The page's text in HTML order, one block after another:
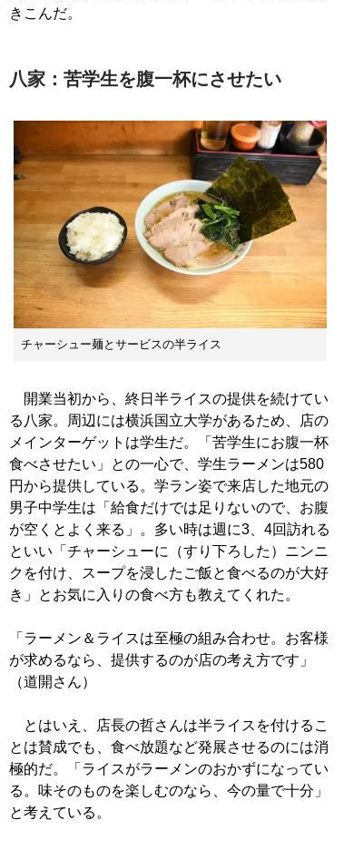
きこんだ。
八家：苦学生を腹一杯にさせたい
チャーシュー麺とサービスの半ライス
開業当初から、終日半ライスの提供を続けてい
る八家。周辺には横浜国立大学があるため、店の
メインターゲットは学生だ。「苦学生にお腹一杯
食べさせたい」との一心で、学生ラーメンは580
円から提供している。学ラン姿で来店した地元の
男子中学生は「給食だけでは足りないので、お腹
が空くとよく来る」。多い時は週に3、4回訪れる
といい「チャーシューに（すり下ろした）ニンニ
クを付け、スープを浸したご飯と食べるのが大好
き」とお気に入りの食べ方も教えてくれた。
「ラーメン＆ライスは至極の組み合わせ。お客様
が求めるなら、提供するのが店の考え方です」
（道開さん）
とはいえ、店長の哲さんは半ライスを付けるこ
とは賛成でも、食べ放題など発展させるのには消
極的だ。「ライスがラーメンのおかずになってい
る。味そのものを楽しむのなら、今の量で十分」
と考えている。